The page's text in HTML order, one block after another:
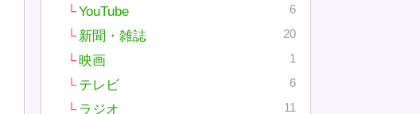
YouTube 6
新聞・雑誌 20
映画 1
テレビ 6
ラジオ 11